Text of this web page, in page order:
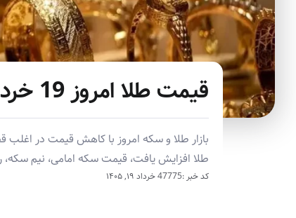
قیمت طلا امروز 19 خرداد 1405 / سکه باز هم ارزان شد
بازار طلا و سکه امروز با کاهش قیمت در
طلا افزایش یافت، قیمت سکه امامی، نیم سکه، ربع سکه و طلای 18 عیار
کد خبر :47775 خرداد ۱۹, ۱۴۰۵